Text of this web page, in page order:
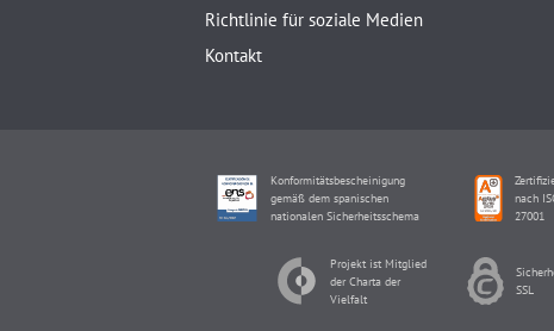
Richtlinie für soziale Medien
Kontakt
Konformitätsbescheinigung
gemäß dem spanischen
nationalen Sicherheitsschema
nach
27001
Projekt ist Mitglied
der Charta der
Vielfalt
SSL